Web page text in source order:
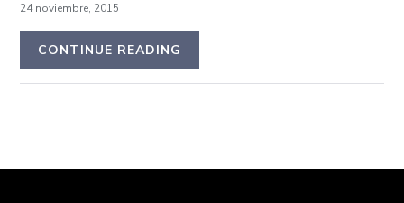
24 noviembre, 2015
CONTINUE READING